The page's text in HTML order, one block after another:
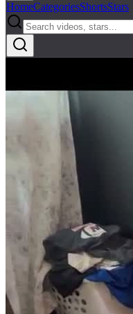
HomeCategoriesShortsStars